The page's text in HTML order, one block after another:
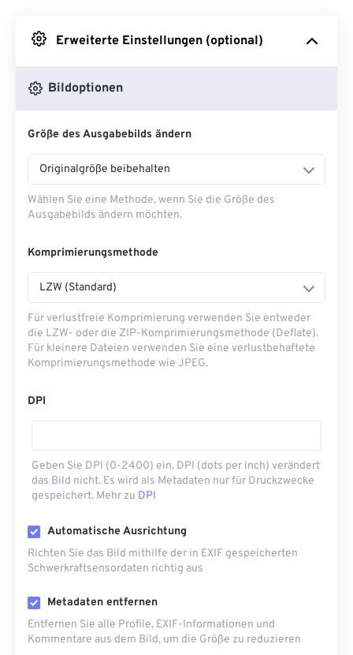
Erweiterte Einstellungen (optional)
Bildoptionen
Größe des Ausgabebilds ändern
Originalgröße beibehalten
Wählen Sie eine Methode, wenn Sie die Größe des
Ausgabebilds ändern möchten.
Komprimierungsmethode
LZW (Standard)
Für verlustfreie Komprimierung verwenden Sie entweder
die LZW- oder die ZIP-Komprimierungsmethode (Deflate).
Für kleinere Dateien verwenden Sie eine verlustbehaftete
Komprimierungsmethode wie JPEG.
DPI
Geben Sie DPI (0-2400) ein. DPI (dots per inch) verändert
das Bild nicht. Es wird als Metadaten nur für Druckzwecke
gespeichert. Mehr zu DPI
Automatische Ausrichtung
Richten Sie das Bild mithilfe der in EXIF ​​gespeicherten
Schwerkraftsensordaten richtig aus
Metadaten entfernen
Entfernen Sie alle Profile, EXIF-Informationen und
Kommentare aus dem Bild, um die Größe zu reduzieren